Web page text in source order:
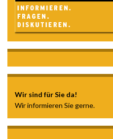
Wir sind für Sie da!
Wir informieren Sie gerne.